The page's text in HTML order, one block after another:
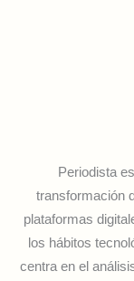
Periodista
transformación
plataformas
los hábitos
centra en el